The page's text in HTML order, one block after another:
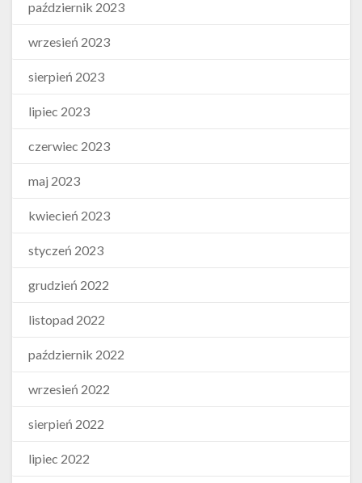
październik 2023
wrzesień 2023
sierpień 2023
lipiec 2023
czerwiec 2023
maj 2023
kwiecień 2023
styczeń 2023
grudzień 2022
listopad 2022
październik 2022
wrzesień 2022
sierpień 2022
lipiec 2022